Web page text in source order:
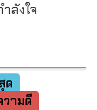
ลังใจ
ด
วามดี